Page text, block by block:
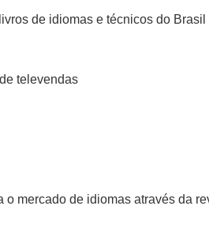
de idiomas e técnicos do Brasil
televendas
mercado de idiomas através da